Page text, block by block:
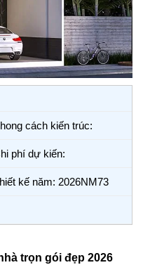
cách kiến trúc:
phí dự kiến:
kế năm: 2026NM73
trọn gói đẹp 2026